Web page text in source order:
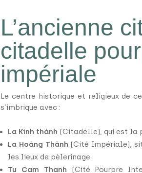
L’ancienne
citadelle
impériale
Le centre historique et religieux de
s’imbrique avec :
La Kinh thành (Citadelle), qui est la
La Hoàng Thành (Cité Impériale),
les lieux de pèlerinage.
Tu Cam Thanh (Cité Pourpre